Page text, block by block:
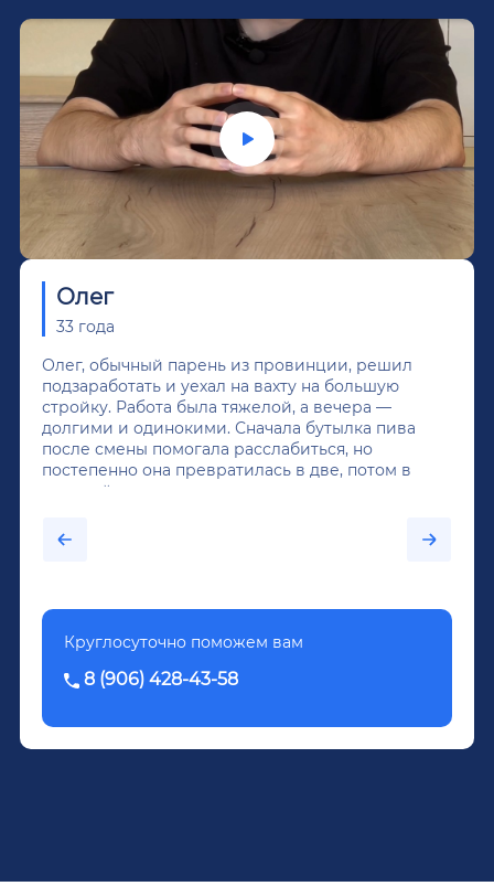
Олег
33 года
Олег, обычный парень из провинции, решил
подзаработать и уехал на вахту на большую
стройку. Работа была тяжелой, а вечера —
долгими и одинокими. Сначала бутылка пива
после смены помогала расслабиться, но
постепенно она превратилась в две, потом в
крепкий алкоголь, и вот он уже пил почти
было назначено кодирование по методу
Довженко.
Круглосуточно поможем вам
8 (906) 428-43-58